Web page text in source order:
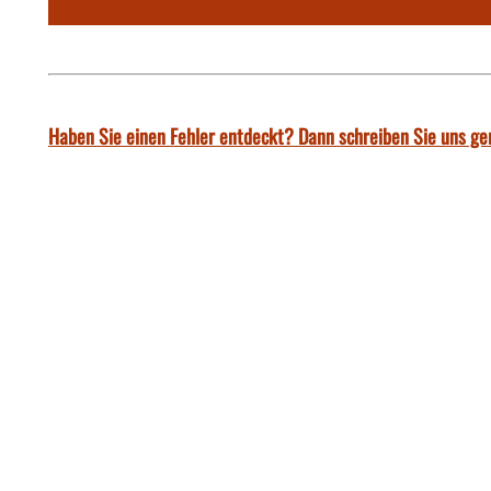
Haben Sie einen Fehler entdeckt? Dann schreiben Sie uns